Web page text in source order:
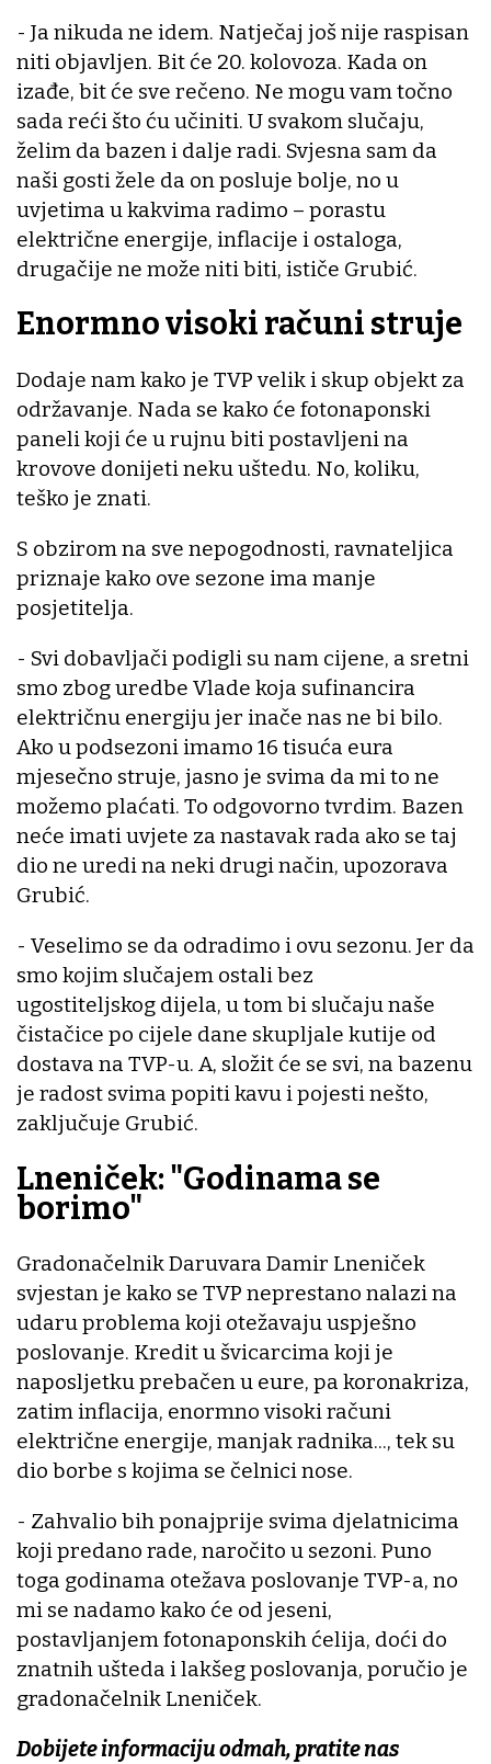
- Ja nikuda ne idem. Natječaj još nije raspisan
niti objavljen. Bit će 20. kolovoza. Kada on
izađe, bit će sve rečeno. Ne mogu vam točno
sada reći što ću učiniti. U svakom slučaju,
želim da bazen i dalje radi. Svjesna sam da
naši gosti žele da on posluje bolje, no u
uvjetima u kakvima radimo – porastu
električne energije, inflacije i ostaloga,
drugačije ne može niti biti, ističe Grubić.
Enormno visoki računi struje
Dodaje nam kako je TVP velik i skup objekt za
održavanje. Nada se kako će fotonaponski
paneli koji će u rujnu biti postavljeni na
krovove donijeti neku uštedu. No, koliku,
teško je znati.
S obzirom na sve nepogodnosti, ravnateljica
priznaje kako ove sezone ima manje
posjetitelja.
- Svi dobavljači podigli su nam cijene, a sretni
smo zbog uredbe Vlade koja sufinancira
električnu energiju jer inače nas ne bi bilo.
Ako u podsezoni imamo 16 tisuća eura
mjesečno struje, jasno je svima da mi to ne
možemo plaćati. To odgovorno tvrdim. Bazen
neće imati uvjete za nastavak rada ako se taj
dio ne uredi na neki drugi način, upozorava
Grubić.
- Veselimo se da odradimo i ovu sezonu. Jer da
smo kojim slučajem ostali bez
ugostiteljskog dijela, u tom bi slučaju naše
čistačice po cijele dane skupljale kutije od
dostava na TVP-u. A, složit će se svi, na bazenu
je radost svima popiti kavu i pojesti nešto,
zaključuje Grubić.
Lneniček: "Godinama se
borimo"
Gradonačelnik Daruvara Damir Lneniček
svjestan je kako se TVP neprestano nalazi na
udaru problema koji otežavaju uspješno
poslovanje. Kredit u švicarcima koji je
naposljetku prebačen u eure, pa koronakriza,
zatim inflacija, enormno visoki računi
električne energije, manjak radnika..., tek su
dio borbe s kojima se čelnici nose.
- Zahvalio bih ponajprije svima djelatnicima
koji predano rade, naročito u sezoni. Puno
toga godinama otežava poslovanje TVP-a, no
mi se nadamo kako će od jeseni,
postavljanjem fotonaponskih ćelija, doći do
znatnih ušteda i lakšeg poslovanja, poručio je
gradonačelnik Lneniček.
Dobijete informaciju odmah, pratite nas